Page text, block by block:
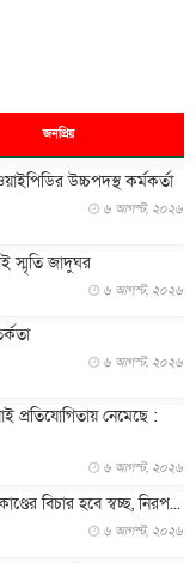
জনপ্রিয়
উচ্চপদস্থ কর্মকর্তা
৬ আগস্ট, ২০২৬
স্মৃতি জাদুঘর
৬ আগস্ট, ২০২৬
৬ আগস্ট, ২০২৬
প্রতিযোগিতায় নেমেছে :
৬ আগস্ট, ২০২৬
বিচার হবে স্বচ্ছ, নিরপ...
৬ আগস্ট, ২০২৬